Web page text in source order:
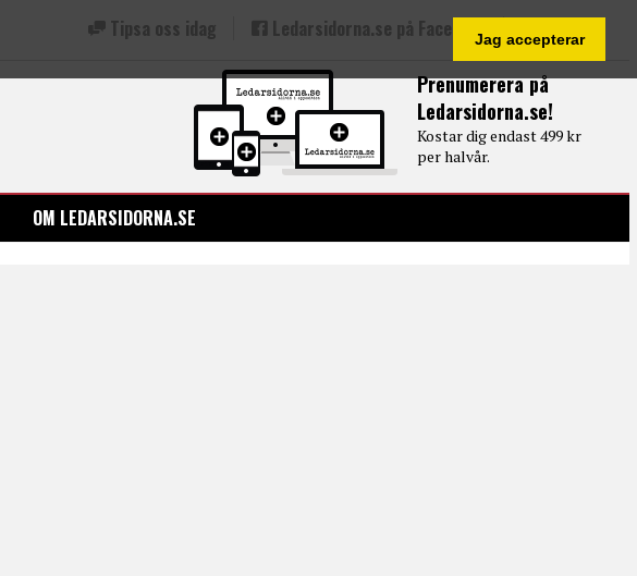
Jag accepterar
Prenumerera på
Ledarsidorna.se!
Kostar dig endast 499 kr
per halvår.
Tipsa oss idag Ledarsidorna.se på Facebook
OM LEDARSIDORNA.SE